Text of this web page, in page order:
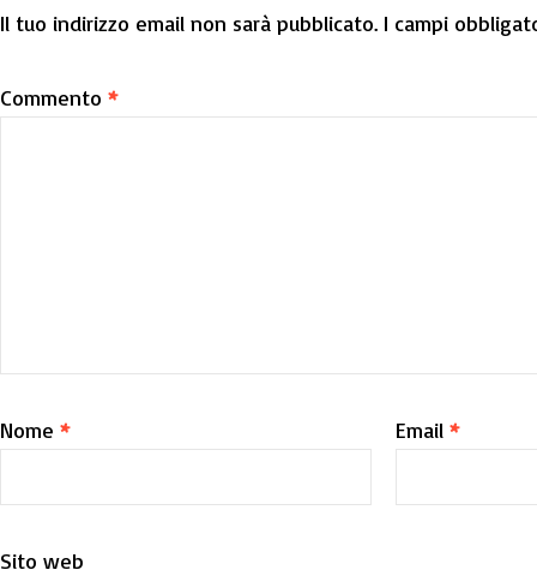
Il tuo indirizzo email non sarà pubblicato. I campi
Commento *
Nome * Email *
Sito web